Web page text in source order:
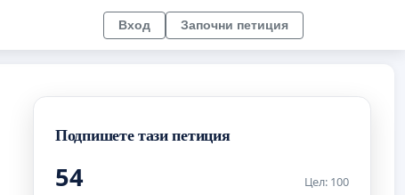
Вход Започни петиция
Подпишете тази петиция
54 Цел: 100